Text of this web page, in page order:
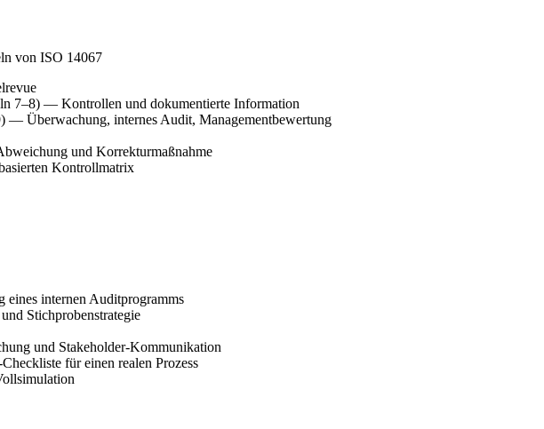
von ISO 14067
7–8) — Kontrollen und dokumentierte Information
— Überwachung, internes Audit, Managementbewertung
und Korrekturmaßnahme
Kontrollmatrix
internen Auditprogramms
Stichprobenstrategie
und Stakeholder-Kommunikation
für einen realen Prozess